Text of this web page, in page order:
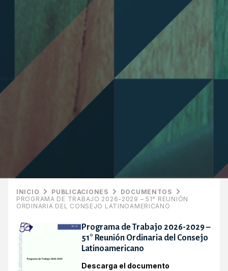
INICIO PUBLICACIONES
DOCUMENTOS
PROGRAMA DE TRABAJO 2026-2029 – 51° REUNIÓN
ORDINARIA DEL CONSEJO LATINOAMERICANO
Programa de Trabajo 2026-2029 –
51° Reunión Ordinaria del Consejo
Latinoamericano
Descarga el documento